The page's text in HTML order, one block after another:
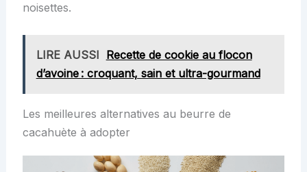
noisettes.
LIRE AUSSI Recette de cookie au flocon
d’avoine : croquant, sain et ultra-gourmand
Les meilleures alternatives au beurre de
cacahuète à adopter